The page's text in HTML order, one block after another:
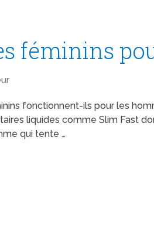
féminins
fonctionnent-ils pour les
liquides comme Slim Fast
qui tente …